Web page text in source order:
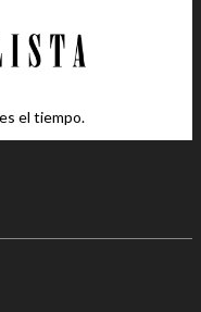
el tiempo.